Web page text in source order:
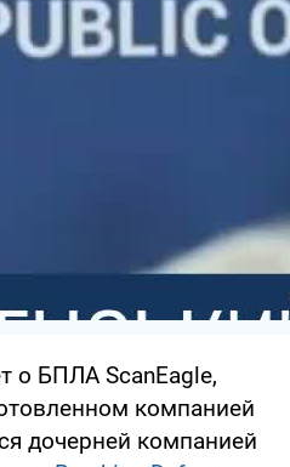
о БПЛА ScanEagle,
компанией
дочерней компанией